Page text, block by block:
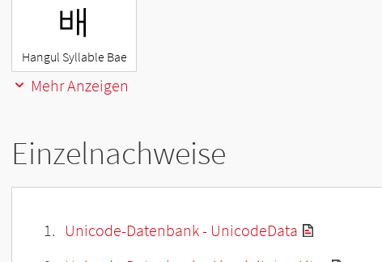
배
Hangul Syllable Bae
Mehr Anzeigen
Einzelnachweise
Unicode-Datenbank - UnicodeData